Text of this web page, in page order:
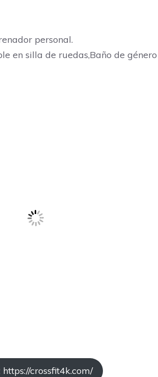
personal.
en silla de ruedas,Baño de género
https://crossfit4k.com/